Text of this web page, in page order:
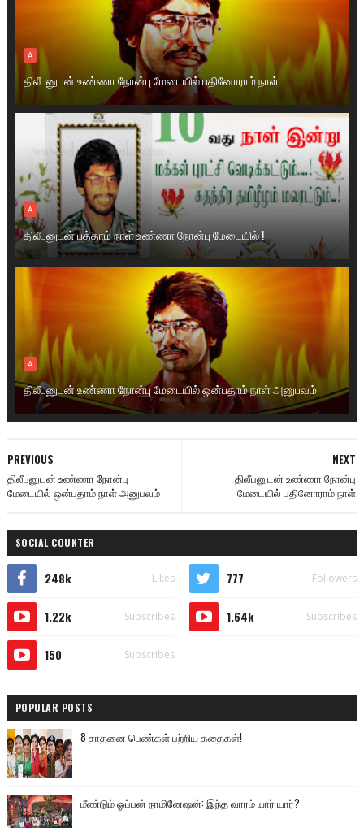
A
திலீபனுடன் உண்ணா நோன்பு மேடையில் பதினோராம் நாள்
A
திலீபனுடன் பத்தாம் நாள் உண்ணா நோன்பு மேடையில் !
A
திலீபனுடன் உண்ணா நோன்பு மேடையில் ஒன்பதாம் நாள் அனுபவம்
NEXT
திலீபனுடன் உண்ணா நோன்பு
மேடையில் பதினோராம் நாள்
PREVIOUS
திலீபனுடன் உண்ணா நோன்பு
மேடையில் ஒன்பதாம் நாள் அனுபவம்
SOCIAL COUNTER
248k Likes 777 Followers
1.22k Subscribes 1.64k Subscribes
150 Subscribes
POPULAR POSTS
8 சாதனை பெண்கள் பற்றிய கதைகள்!
மீண்டும் ஓப்பன் நாமினேஷன்: இந்த வாரம் யார் யார்?